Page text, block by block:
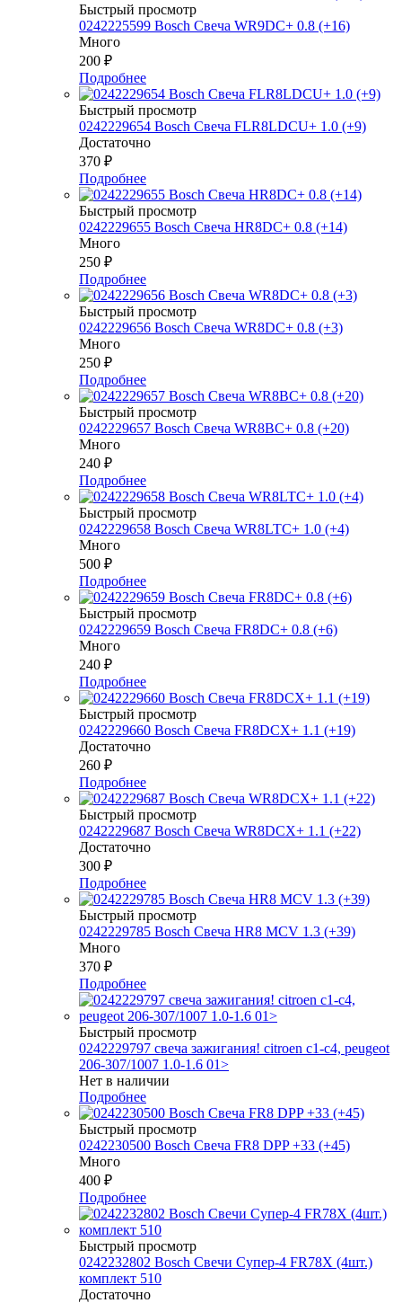
Быстрый просмотр
0242225599 Bosch Свеча WR9DC+ 0.8 (+16)
Много
200 ₽
Подробнее
Быстрый просмотр
0242229654 Bosch Свеча FLR8LDCU+ 1.0 (+9)
Достаточно
370 ₽
Подробнее
Быстрый просмотр
0242229655 Bosch Свеча HR8DC+ 0.8 (+14)
Много
250 ₽
Подробнее
Быстрый просмотр
0242229656 Bosch Свеча WR8DC+ 0.8 (+3)
Много
250 ₽
Подробнее
Быстрый просмотр
0242229657 Bosch Свеча WR8BC+ 0.8 (+20)
Много
240 ₽
Подробнее
Быстрый просмотр
0242229658 Bosch Свеча WR8LTC+ 1.0 (+4)
Много
500 ₽
Подробнее
Быстрый просмотр
0242229659 Bosch Свеча FR8DC+ 0.8 (+6)
Много
240 ₽
Подробнее
Быстрый просмотр
0242229660 Bosch Свеча FR8DCX+ 1.1 (+19)
Достаточно
260 ₽
Подробнее
Быстрый просмотр
0242229687 Bosch Свеча WR8DCX+ 1.1 (+22)
Достаточно
300 ₽
Подробнее
Быстрый просмотр
0242229785 Bosch Свеча HR8 MCV 1.3 (+39)
Много
370 ₽
Подробнее
Быстрый просмотр
0242229797 свеча зажигания! citroen c1-c4, peugeot
206-307/1007 1.0-1.6 01>
Нет в наличии
Подробнее
Быстрый просмотр
0242230500 Bosch Свеча FR8 DPP +33 (+45)
Много
400 ₽
Подробнее
Быстрый просмотр
0242232802 Bosch Свечи Супер-4 FR78Х (4шт.)
комплект 510
Достаточно